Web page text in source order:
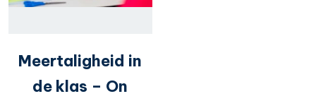
Meertaligheid in
de klas – On